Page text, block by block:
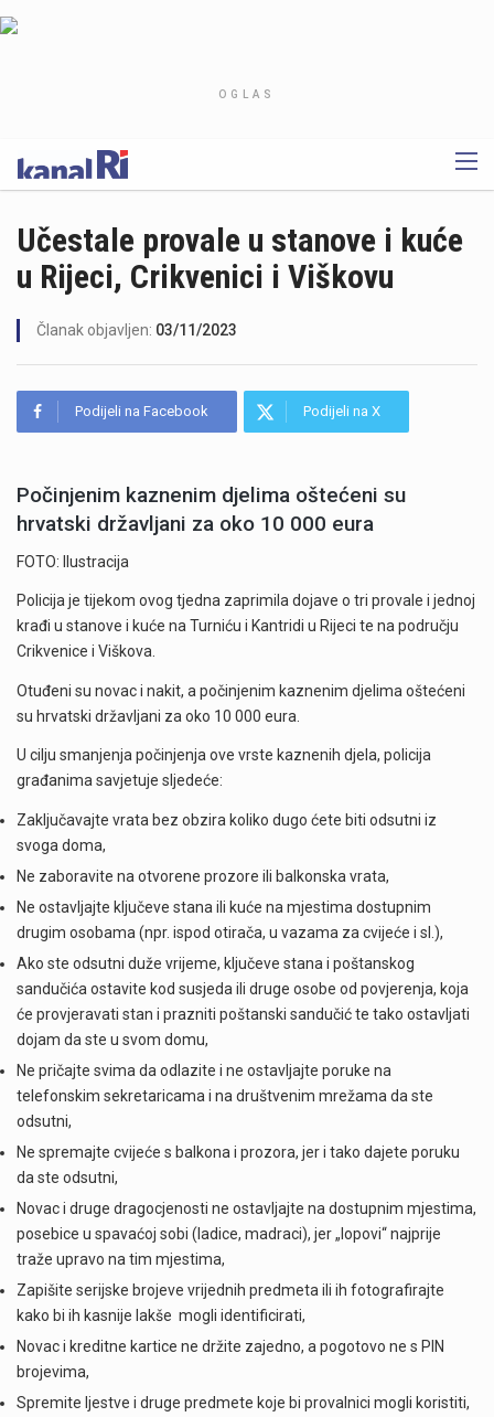
OGLAS
Učestale provale u stanove i kuće
u Rijeci, Crikvenici i Viškovu
Članak objavljen: 03/11/2023
Podijeli na Facebook Podijeli na X
Počinjenim kaznenim djelima oštećeni su
hrvatski državljani za oko 10 000 eura
FOTO: Ilustracija
Policija je tijekom ovog tjedna zaprimila dojave o tri provale i jednoj
krađi u stanove i kuće na Turniću i Kantridi u Rijeci te na području
Crikvenice i Viškova.
Otuđeni su novac i nakit, a počinjenim kaznenim djelima oštećeni
su hrvatski državljani za oko 10 000 eura.
U cilju smanjenja počinjenja ove vrste kaznenih djela, policija
građanima savjetuje sljedeće:
Zaključavajte vrata bez obzira koliko dugo ćete biti odsutni iz
svoga doma,
Ne zaboravite na otvorene prozore ili balkonska vrata,
Ne ostavljajte ključeve stana ili kuće na mjestima dostupnim
drugim osobama (npr. ispod otirača, u vazama za cvijeće i sl.),
Ako ste odsutni duže vrijeme, ključeve stana i poštanskog
sandučića ostavite kod susjeda ili druge osobe od povjerenja, koja
će provjeravati stan i prazniti poštanski sandučić te tako ostavljati
dojam da ste u svom domu,
Ne pričajte svima da odlazite i ne ostavljajte poruke na
telefonskim sekretaricama i na društvenim mrežama da ste
odsutni,
Ne spremajte cvijeće s balkona i prozora, jer i tako dajete poruku
da ste odsutni,
Novac i druge dragocjenosti ne ostavljajte na dostupnim mjestima,
posebice u spavaćoj sobi (ladice, madraci), jer „lopovi“ najprije
traže upravo na tim mjestima,
Zapišite serijske brojeve vrijednih predmeta ili ih fotografirajte
kako bi ih kasnije lakše mogli identificirati,
Novac i kreditne kartice ne držite zajedno, a pogotovo ne s PIN
brojevima,
Spremite ljestve i druge predmete koje bi provalnici mogli koristiti,